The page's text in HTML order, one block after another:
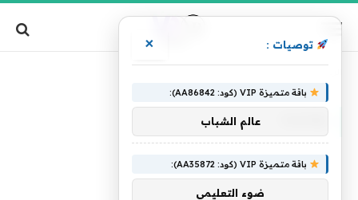
توصيات : ×
باقة متميزة VIP (كود: AA86842):
عالم الشباب
باقة متميزة VIP (كود: AA35872):
ضوء التعليمي